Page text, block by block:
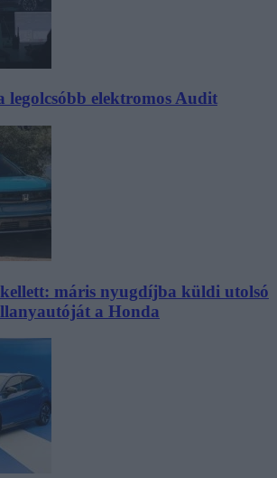
legolcsóbb elektromos Audit
kellett: máris nyugdíjba küldi utolsó
a Honda